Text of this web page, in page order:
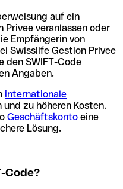
auf ein
Privee veranlassen oder
Empfängerin von
Swisslife Gestion Privee
den SWIFT-Code
Angaben.
internationale
zu höheren Kosten.
Geschäftskonto eine
Lösung.
Code?